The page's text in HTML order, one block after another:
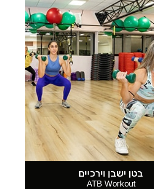
בטן ישבן וירכיים
ATB Workout